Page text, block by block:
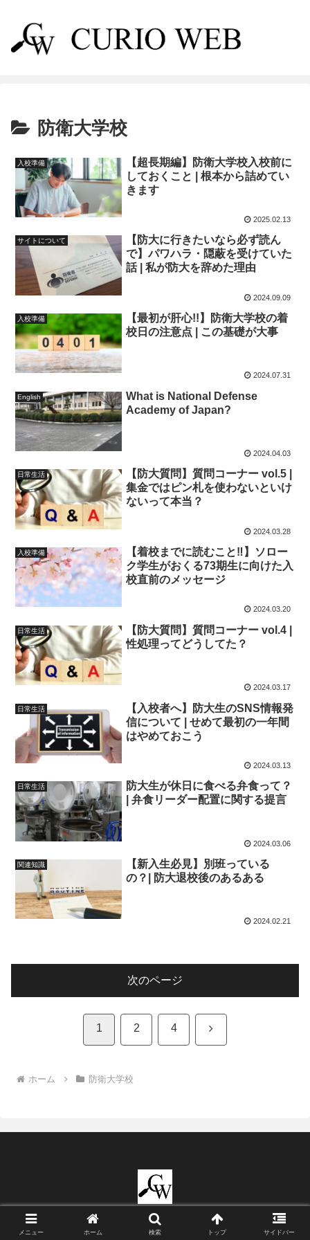
防衛大学校
入校準備
【超長期編】防衛大学校入校前に
しておくこと | 根本から詰めてい
きます
2025.02.13
サイトについて
【防大に行きたいなら必ず読ん
で】パワハラ・隠蔽を受けていた
話 | 私が防大を辞めた理由
2024.09.09
入校準備
【最初が肝心!!】防衛大学校の着
校日の注意点 | この基礎が大事
2024.07.31
English
What is National Defense
Academy of Japan?
2024.04.03
日常生活
【防大質問】質問コーナー vol.5 |
集金ではピン札を使わないといけ
ないって本当？
2024.03.28
入校準備
【着校までに読むこと‼︎】ソロー
ク学生がおくる73期生に向けた入
校直前のメッセージ
2024.03.20
日常生活
【防大質問】質問コーナー vol.4 |
性処理ってどうしてた？
2024.03.17
日常生活
【入校者へ】防大生のSNS情報発
信について | せめて最初の一年間
はやめておこう
2024.03.13
日常生活
防大生が休日に食べる弁食って？
| 弁食リーダー配置に関する提言
2024.03.06
関連知識
【新入生必見】別班っている
の？| 防大退校後のあるある
2024.02.21
次のページ
1 2 4 次
ホーム 防衛大学校
© 2023 CURIO WEB【キュリオウェブ】.
メニュー ホーム 検索 トップ サイドバー